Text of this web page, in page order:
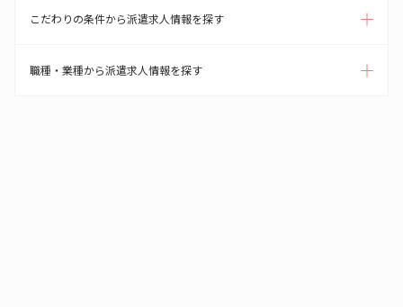
こだわりの条件から派遣求人情報を探す
職種・業種から派遣求人情報を探す